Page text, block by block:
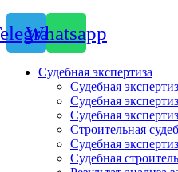
Whatsapp
Судебная экспертиза
Судебная
Судебная
Судебная
Строительная
Судебная
Судебная